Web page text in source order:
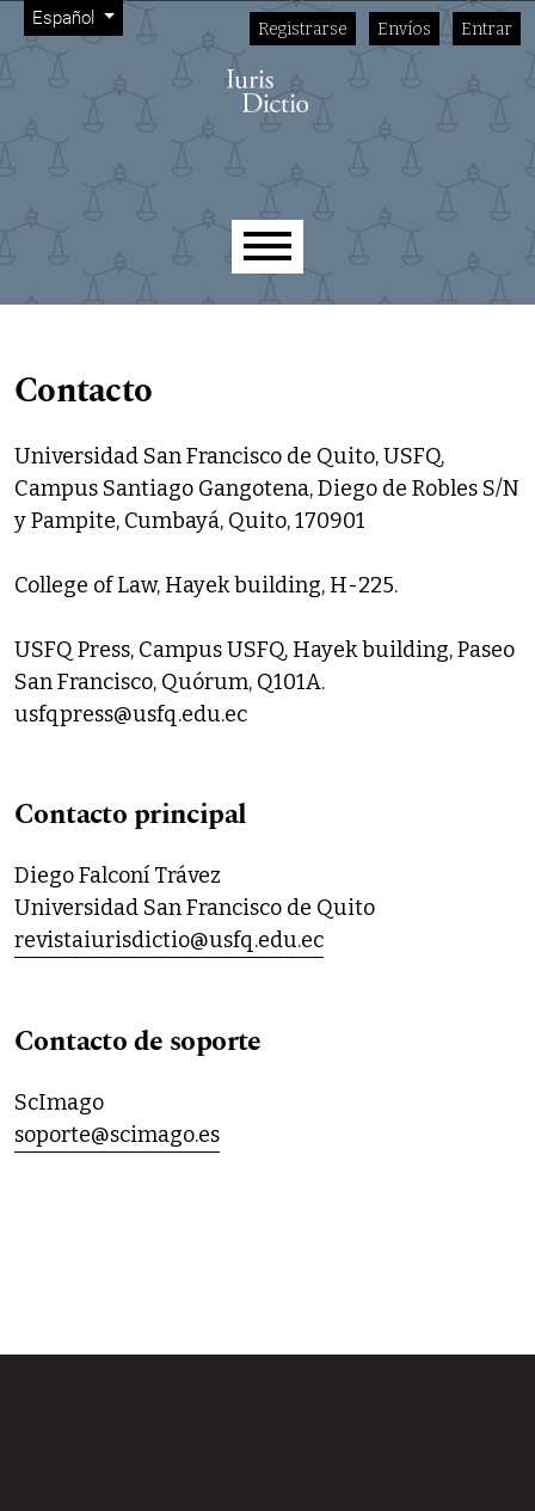
Ir al menú de navegación principal
Ir al contenido principal
Ir al pie de página del sitio
Cambiar el idioma. El idioma actual es:
Español
Menú de administración
Registrarse Envíos Entrar
Contacto
Universidad San Francisco de Quito, USFQ,
Campus Santiago Gangotena, Diego de Robles S/N
y Pampite, Cumbayá, Quito, 170901
College of Law, Hayek building, H-225.
USFQ Press, Campus USFQ, Hayek building, Paseo
San Francisco, Quórum, Q101A.
usfqpress@usfq.edu.ec
Contacto principal
Diego Falconí Trávez
Universidad San Francisco de Quito
revistaiurisdictio@usfq.edu.ec
Contacto de soporte
ScImago
soporte@scimago.es